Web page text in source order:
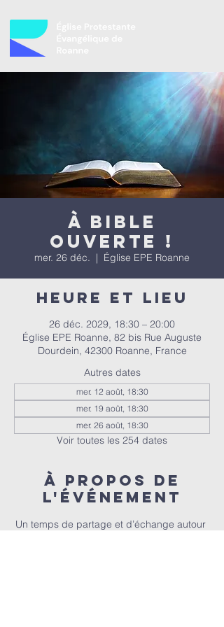
À bible
ouverte !
mer. 26 déc.
  |
Église EPE Roanne
Heure et lieu
26 déc. 2029, 18:30 – 20:00
Église EPE Roanne, 82 bis Rue Auguste
Dourdein, 42300 Roanne, France
Autres dates
mer. 12 août, 18:30
mer. 19 août, 18:30
mer. 26 août, 18:30
Voir toutes les 254 dates
À propos de
l'événement
Un temps de partage et d’échange autour